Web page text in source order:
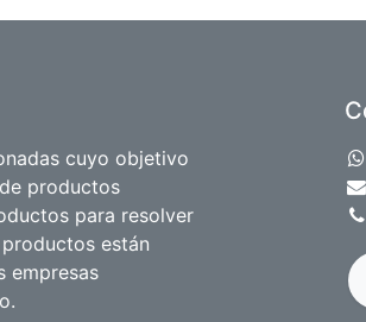
cuyo objetivo
productos
para resolver
están
empresas